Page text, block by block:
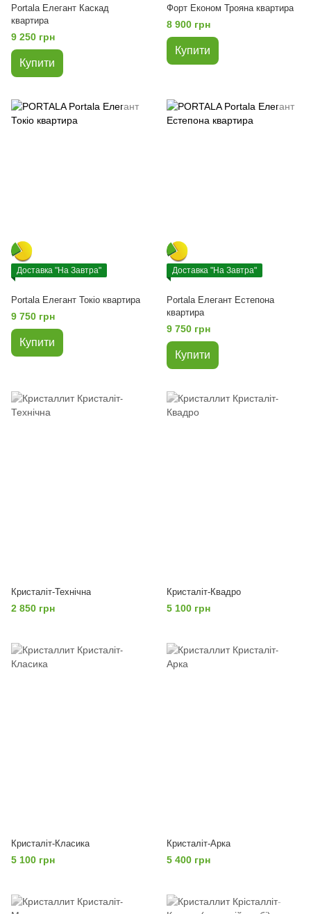
Portala Елегант Каскад
квартира
9 250 грн
Купити
Форт Економ Трояна квартира
8 900 грн
Купити
Доставка "На Завтра"
Portala Елегант Токіо квартира
9 750 грн
Купити
Доставка "На Завтра"
Portala Елегант Естепона
квартира
9 750 грн
Купити
Кристаліт-Технічна
2 850 грн
Кристаліт-Квадро
5 100 грн
Кристаліт-Класика
5 100 грн
Кристаліт-Арка
5 400 грн